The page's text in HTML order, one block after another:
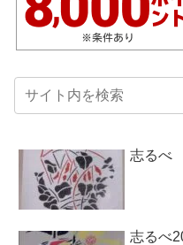
志るべ
志るべ